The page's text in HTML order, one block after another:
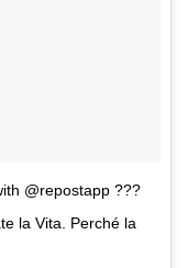
@repostapp ???
la Vita. Perché la